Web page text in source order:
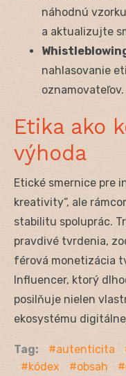
náhodnú
a aktualizujte
nahlasovanie
oznamovateľov.
Etika ako
výhoda
Etické smernice pre
kreativity“, ale
stabilitu spoluprác.
pravdivé tvrdenia,
férová monetizácia
Influencer, ktorý
posilňuje nielen
ekosystému
Tag: autenticita
kódex
obsah